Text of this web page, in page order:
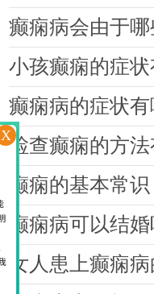
癫痫病会由于
小孩癫痫的症
癫痫病的症状
检查癫痫的方
癫痫的基本常识
癫痫病可以结
女人患上癫痫
X